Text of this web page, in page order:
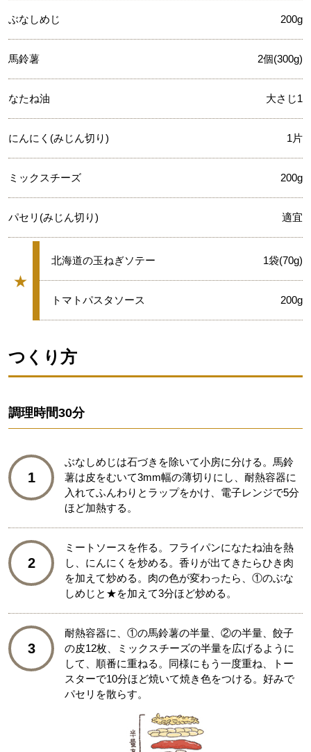
ぶなしめじ 200g
馬鈴薯 2個(300g)
なたね油 大さじ1
にんにく(みじん切り) 1片
ミックスチーズ 200g
パセリ(みじん切り) 適宜
★
グループ
★
北海道の玉ねぎソテー 1袋(70g)
★
トマトパスタソース 200g
つくり方
調理時間30分
1
ぶなしめじは石づきを除いて小房に分ける。馬鈴
薯は皮をむいて3mm幅の薄切りにし、耐熱容器に
入れてふんわりとラップをかけ、電子レンジで5分
ほど加熱する。
2
ミートソースを作る。フライパンになたね油を熱
し、にんにくを炒める。香りが出てきたらひき肉
を加えて炒める。肉の色が変わったら、①のぶな
しめじと★を加えて3分ほど炒める。
3
耐熱容器に、①の馬鈴薯の半量、②の半量、餃子
の皮12枚、ミックスチーズの半量を広げるように
して、順番に重ねる。同様にもう一度重ね、トー
スターで10分ほど焼いて焼き色をつける。好みで
パセリを散らす。